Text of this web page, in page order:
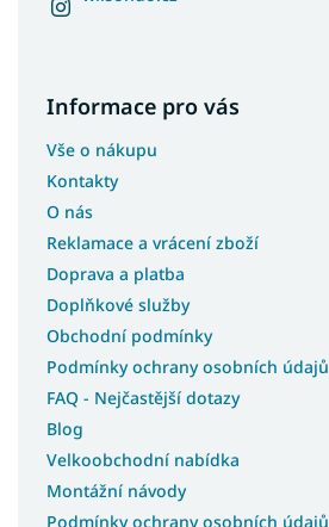
Matrace 80x185
Matrace 85x195
Matrace 90x185
Matrace 90x90
Matrace 95x200
Informace pro vás
Vše o nákupu
Kontakty
O nás
Reklamace a vrácení zboží
Doprava a platba
Doplňkové služby
Obchodní podmínky
Podmínky ochrany osobních údajů
FAQ - Nejčastější dotazy
Blog
Velkoobchodní nabídka
Montážní návody
Podmínky ochrany osobních údajů